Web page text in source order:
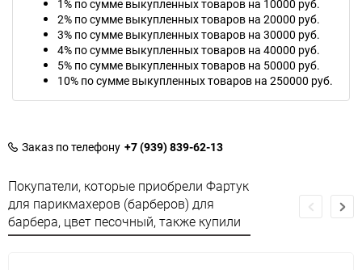
1% по сумме выкупленных товаров на 10000 руб.
2% по сумме выкупленных товаров на 20000 руб.
3% по сумме выкупленных товаров на 30000 руб.
4% по сумме выкупленных товаров на 40000 руб.
5% по сумме выкупленных товаров на 50000 руб.
10% по сумме выкупленных товаров на 250000 руб.
Заказ по телефону +7 (939) 839-62-13
Покупатели, которые приобрели Фартук
для парикмахеров (барберов) для
барбера, цвет песочный, также купили